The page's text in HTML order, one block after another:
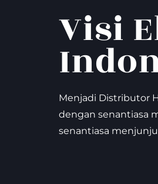
Visi
Menjadi Distributor
dengan senantiasa
senantiasa